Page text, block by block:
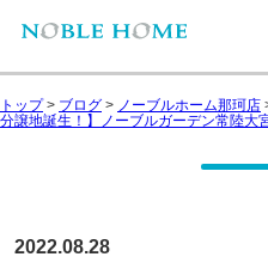
トップ> ブログ > ノーブルホーム那珂店
分譲地誕生！】ノーブルガーデン常陸大
2022.08.28